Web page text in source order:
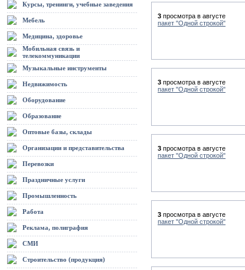
Курсы, тренинги, учебные заведения
Мебель
Медицина, здоровье
Мобильная связь и
телекоммуникации
Музыкальные инструменты
Недвижимость
Оборудование
Образование
Оптовые базы, склады
Организации и представительства
Перевозки
Праздничные услуги
Промышленность
Работа
Реклама, полиграфия
СМИ
Строительство (продукция)
3 просмотра в августе
пакет "Одной строкой"
3 просмотра в августе
пакет "Одной строкой"
3 просмотра в августе
пакет "Одной строкой"
3 просмотра в августе
пакет "Одной строкой"